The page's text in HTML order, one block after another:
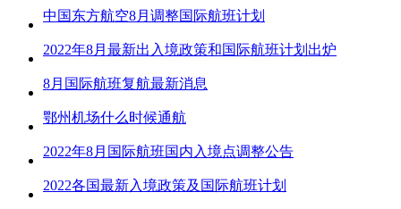
中国东方航空8月调整国际航班计划
2022年8月最新出入境政策和国际航班计划出炉
8月国际航班复航最新消息
鄂州机场什么时候通航
2022年8月国际航班国内入境点调整公告
2022各国最新入境政策及国际航班计划